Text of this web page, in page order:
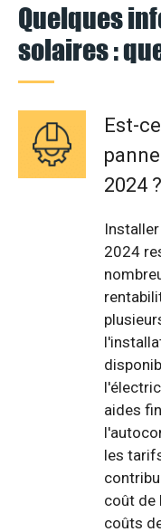
Quelques
solaires :
Est-
2024 ?
2024
aides
les
coût de
coûts